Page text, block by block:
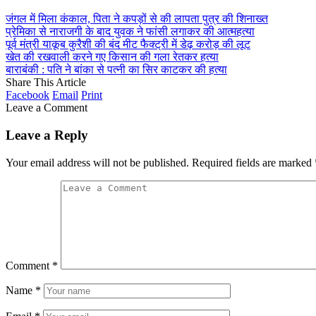
जंगल में मिला कंकाल, पिता ने कपड़ों से की लापता पुत्र की शिनाख्त
प्रेमिका से नाराजगी के बाद युवक ने फांसी लगाकर की आत्महत्या
पूर्व मंत्री याकूब कुरैशी की बंद मीट फैक्ट्री में डेढ़ करोड़ की लूट
खेत की रखवाली करने गए किसान की गला रेतकर हत्या
बाराबंकी : पति ने बांका से पत्नी का सिर काटकर की हत्या
Share This Article
Facebook Email Print
Leave a Comment
Leave a Reply
Your email address will not be published. Required fields are marked
Comment *
Name *